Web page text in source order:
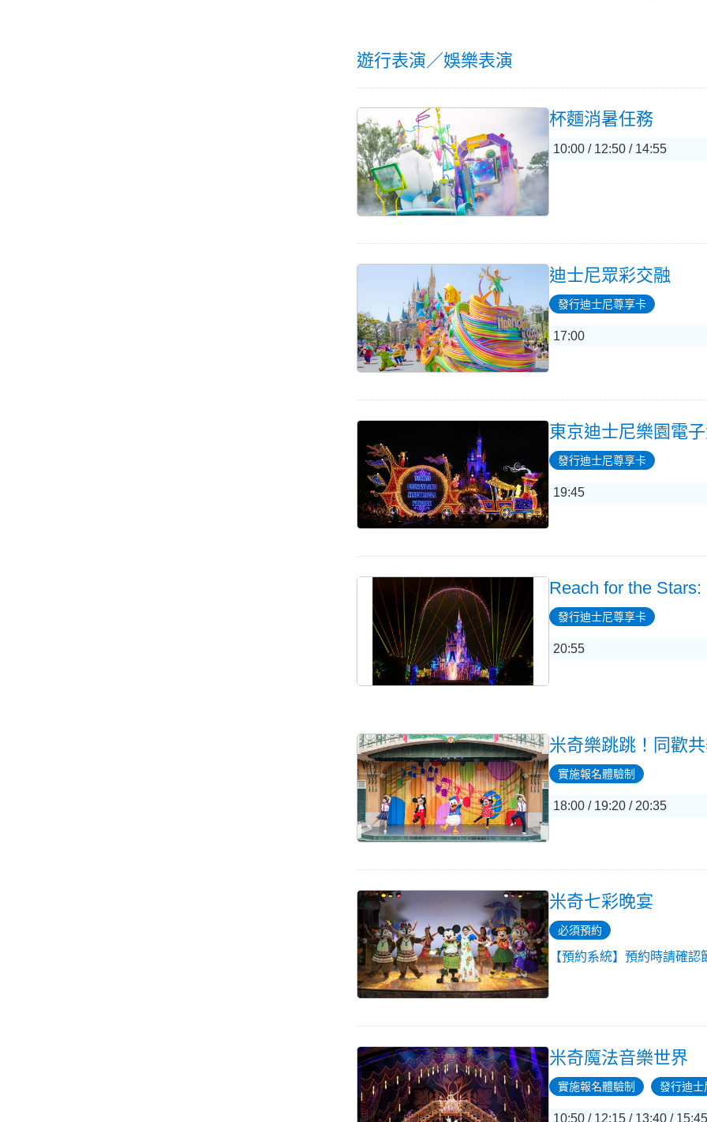
遊行表演／娛樂表演
杯麵消暑任務
10:00 / 12:50 / 14:55
迪士尼眾彩交融
發行迪士尼尊享卡
17:00
東京迪士尼樂園電
發行迪士尼尊享卡
19:45
Reach for the
發行迪士尼尊享卡
20:55
米奇樂跳跳！同歡
實施報名體驗制
18:00 / 19:20 / 20:35
米奇七彩晚宴
必須預約
【預約系統】預約時請確認
米奇魔法音樂世界
實施報名體驗制 發行迪士
10:50 / 12:15 / 13:40 /